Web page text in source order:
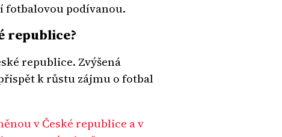
fotbalovou podívanou.
republice?
republice. Zvýšená
k růstu zájmu o fotbal
v České republice a v